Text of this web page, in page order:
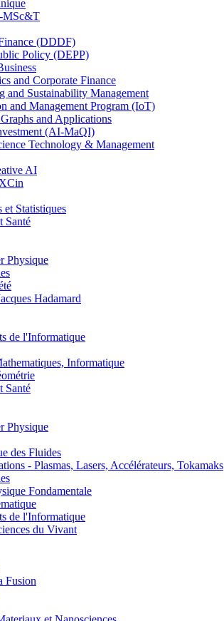
MSc&T
(DDDF)
Policy (DEPP)
and Corporate Finance
Sustainability Management
and Management Program (IoT)
and Applications
(AI-MaQI)
Technology & Management
AI
Statistiques
Santé
Physique
Hadamard
de l'Informatique
Informatique
Santé
Physique
des Fluides
- Plasmas, Lasers, Accélérateurs, Tokamaks
Fondamentale
de l'Informatique
du Vivant
Fusion